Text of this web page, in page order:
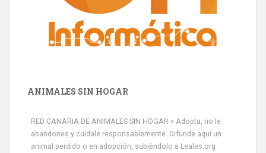
ANIMALES SIN HOGAR
RED CANARIA DE ANIMALES SIN HOGAR » Adopta, no le
abandones y cuídale responsablemente. Difunde aquí un
animal perdido o en adopción, subiéndolo a Leales.org